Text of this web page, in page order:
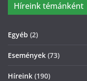
Híreink témánként
Egyéb (2)
Események (73)
Híreink (190)